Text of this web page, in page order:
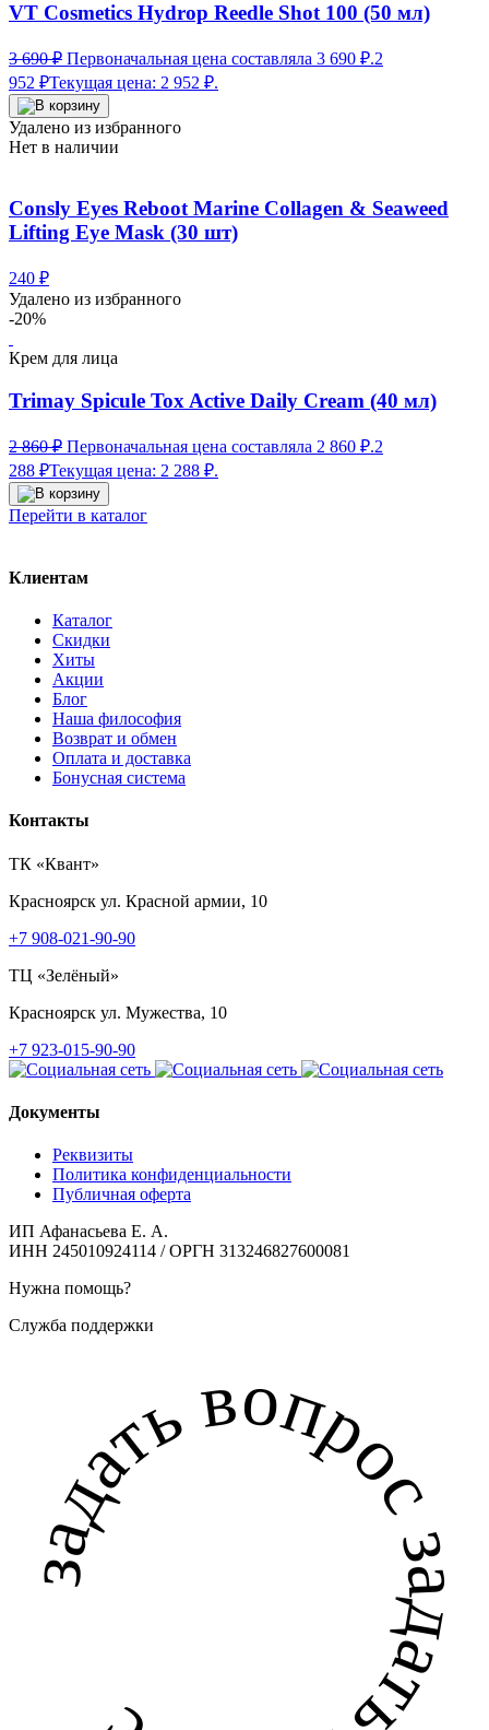
VT Cosmetics Hydrop Reedle Shot 100 (50 мл)
3 690₽ Первоначальная цена составляла 3 690 ₽.2
952 ₽Текущая цена: 2 952 ₽.
Удалено из избранного
Нет в наличии
Consly Eyes Reboot Marine Collagen & Seaweed
Lifting Eye Mask (30 шт)
240 ₽
Удалено из избранного
-20%
Крем для лица
Trimay Spicule Tox Active Daily Cream (40 мл)
2 860₽ Первоначальная цена составляла 2 860 ₽.2
288 ₽Текущая цена: 2 288 ₽.
Перейти в каталог
Клиентам
Каталог
Скидки
Хиты
Акции
Блог
Наша философия
Возврат и обмен
Оплата и доставка
Бонусная система
Контакты
ТК «Квант»
Красноярск ул. Красной армии, 10
+7 908-021-90-90
ТЦ «Зелёный»
Красноярск ул. Мужества, 10
+7 923-015-90-90
Документы
Реквизиты
Политика конфиденциальности
Публичная оферта
ИП Афанасьева Е. А.
ИНН 245010924114 / ОРГН 313246827600081
Нужна помощь?
Служба поддержки
задать вопрос задать вопрос